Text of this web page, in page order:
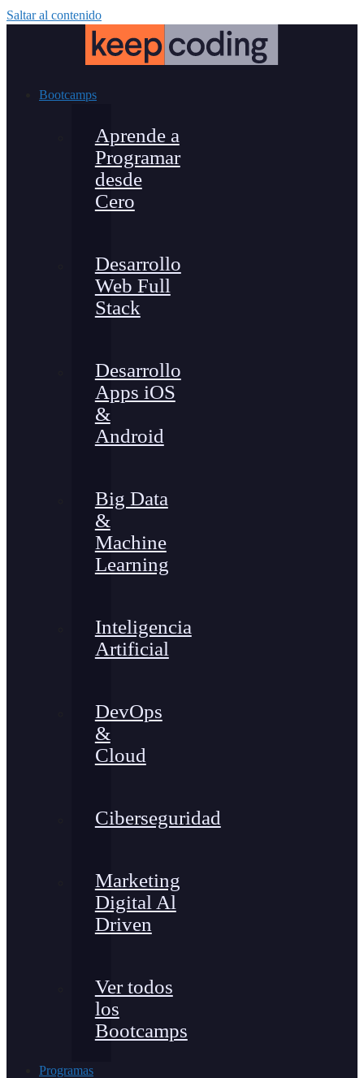
Saltar al contenido
Bootcamps
Aprende a
Programar
desde
Cero
Desarrollo
Web Full
Stack
Desarrollo
Apps iOS
&
Android
Big Data
&
Machine
Learning
Inteligencia
Artificial
DevOps
&
Cloud
Ciberseguridad
Marketing
Digital Al
Driven
Ver todos
los
Bootcamps
Programas